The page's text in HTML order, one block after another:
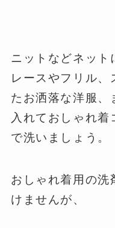
ニットなどネット
レースやフリル、
たお洒落な洋服、
入れておしゃれ着
で洗いましょう。
おしゃれ着用の洗
けませんが、